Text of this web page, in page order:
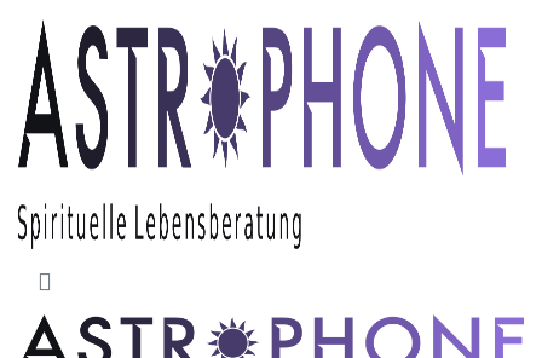
Skip to main content